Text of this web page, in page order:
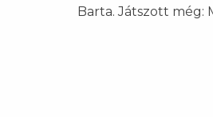
Barta. Játszott még: